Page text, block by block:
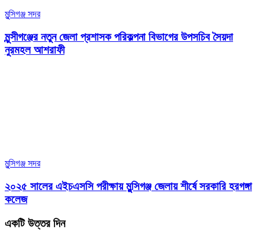
মুন্সিগঞ্জ সদর
মুন্সীগঞ্জের নতুন জেলা প্রশাসক পরিকল্পনা বিভাগের উপসচিব সৈয়দা
নুরমহল আশরাফী
মুন্সিগঞ্জ সদর
২০২৫ সালের এইচএসসি পরীক্ষায় মুন্সিগঞ্জ জেলায় শীর্ষে সরকারি হরগঙ্গা
কলেজ
একটি উত্তর দিন